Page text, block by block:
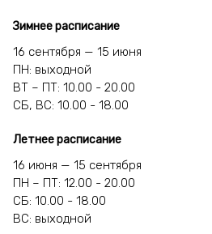
Зимнее расписание
16 сентября — 15 июня
ПН: выходной
ВТ – ПТ: 10.00 - 20.00
СБ, ВС: 10.00 - 18.00
Летнее расписание
16 июня — 15 сентября
ПН – ПТ: 12.00 - 20.00
СБ: 10.00 - 18.00
ВС: выходной